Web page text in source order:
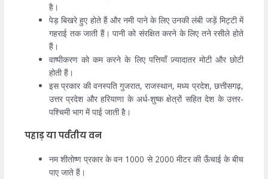
है।
पेड़ बिखरे हुए होते हैं और नमी पाने के लिए उनकी लंबी जड़ें मिट्टी में
गहराई तक जाती हैं। पानी को संरक्षित करने के लिए तने रसीले होते
हैं।
वाष्पीकरण को कम करने के लिए पत्तियाँ ज़्यादातर मोटी और छोटी
होती हैं।
इस प्रकार की वनस्पति गुजरात, राजस्थान, मध्य प्रदेश, छत्तीसगढ़,
उत्तर प्रदेश और हरियाणा के अर्ध-शुष्क क्षेत्रों सहित देश के उत्तर-
पश्चिमी भाग में पाई जाती है।
पहाड़ या पर्वतीय वन
नम शीतोष्ण प्रकार के वन 1000 से 2000 मीटर की ऊँचाई के बीच
पाए जाते हैं।